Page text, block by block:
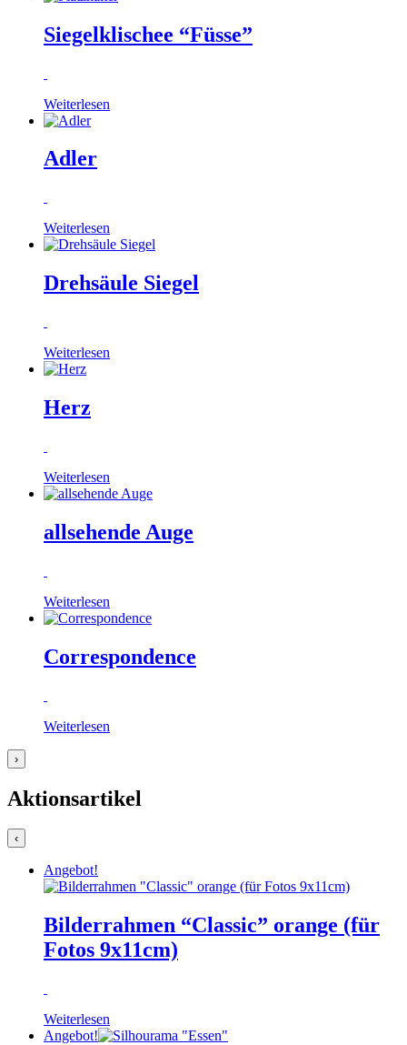
Siegelklischee “Füsse”
Weiterlesen
Adler
Weiterlesen
Drehsäule Siegel
Weiterlesen
Herz
Weiterlesen
allsehende Auge
Weiterlesen
Correspondence
Weiterlesen
›
Aktionsartikel
‹
Angebot!
Bilderrahmen “Classic” orange (für
Fotos 9x11cm)
Weiterlesen
Angebot!